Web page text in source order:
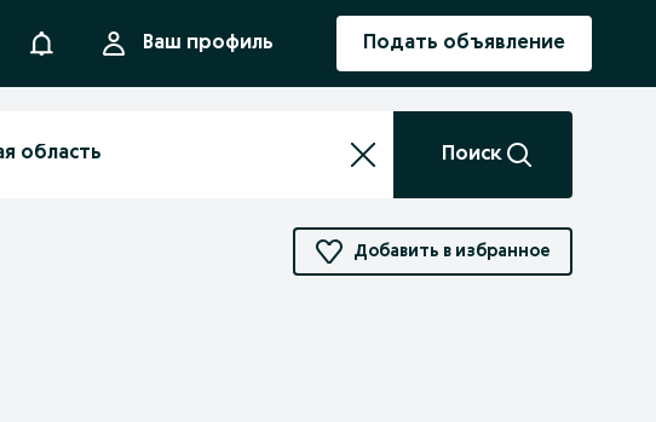
УведомленияВаш профиль Подать объявление
Поиск
Добавить в избранное